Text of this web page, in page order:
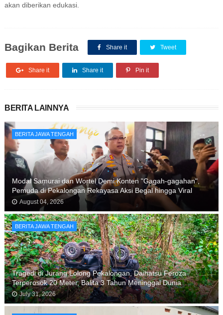
akan diberikan edukasi.
Bagikan Berita Share it Tweet
Share it Share it Pin it
BERITA LAINNYA
BERITA JAWA TENGAH
Modal Samurai dan Wortel Demi Konten "Gagah-gagahan",
Pemuda di Pekalongan Rekayasa Aksi Begal hingga Viral
August 04, 2026
BERITA JAWA TENGAH
Tragedi di Jurang Lolong Pekalongan, Daihatsu Feroza
Terperosok 20 Meter, Balita 3 Tahun Meninggal Dunia
July 31, 2026